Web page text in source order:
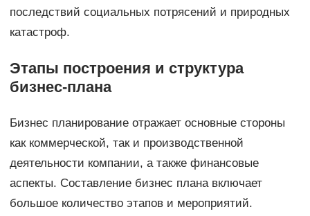
последствий социальных потрясений и природных
катастроф.
Этапы построения и структура
бизнес-плана
Бизнес планирование отражает основные стороны
как коммерческой, так и производственной
деятельности компании, а также финансовые
аспекты. Составление бизнес плана включает
большое количество этапов и мероприятий.